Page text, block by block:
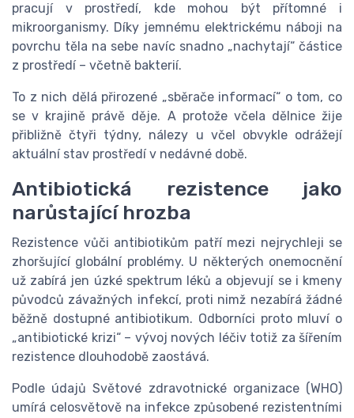
pracují v prostředí, kde mohou být přítomné i
mikroorganismy. Díky jemnému elektrickému náboji na
povrchu těla na sebe navíc snadno „nachytají“ částice
z prostředí – včetně bakterií.
To z nich dělá přirozené „sběrače informací“ o tom, co
se v krajině právě děje. A protože včela dělnice žije
přibližně čtyři týdny, nálezy u včel obvykle odrážejí
aktuální stav prostředí v nedávné době.
Antibiotická rezistence jako
narůstající hrozba
Rezistence vůči antibiotikům patří mezi nejrychleji se
zhoršující globální problémy. U některých onemocnění
už zabírá jen úzké spektrum léků a objevují se i kmeny
původců závažných infekcí, proti nimž nezabírá žádné
běžně dostupné antibiotikum. Odborníci proto mluví o
„antibiotické krizi“ – vývoj nových léčiv totiž za šířením
rezistence dlouhodobě zaostává.
Podle údajů Světové zdravotnické organizace (WHO)
umírá celosvětově na infekce způsobené rezistentními